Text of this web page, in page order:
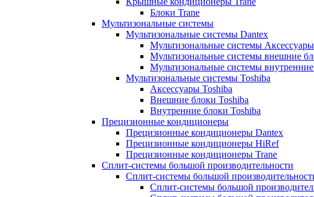
Блоки Trane
Мультизональные системы
Мультизональные системы Dantex
Мультизональные системы
Мультизональные системы внешние
Мультизональные системы
Мультизональные системы Toshiba
Аксессуары Toshiba
Внешние блоки Toshiba
Внутренние блоки Toshiba
Прецизионные кондиционеры
Прецизионные кондиционеры Dantex
Прецизионные кондиционеры HiRef
Прецизионные кондиционеры Trane
Сплит-системы большой производительности
Сплит-системы большой
Сплит-системы большой